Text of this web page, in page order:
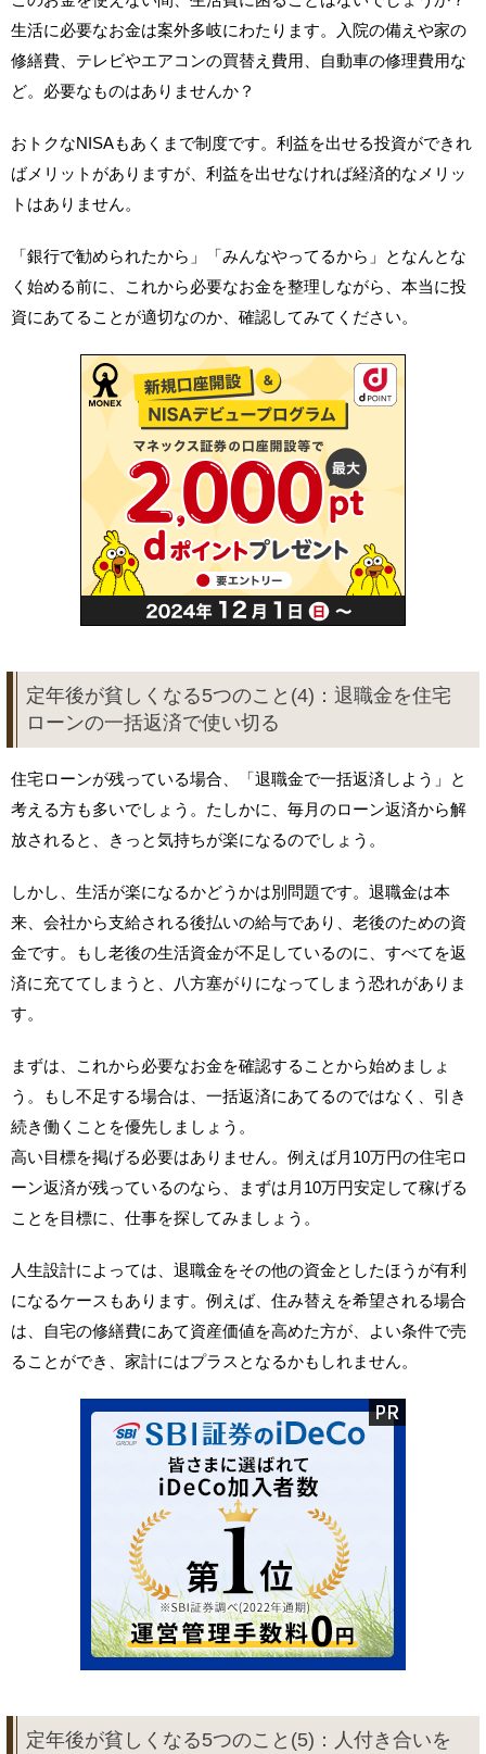
生活に必要なお金は案外多岐にわたります。入院の備えや家の
修繕費、テレビやエアコンの買替え費用、自動車の修理費用な
ど。必要なものはありませんか？
おトクなNISAもあくまで制度です。利益を出せる投資ができれ
ばメリットがありますが、利益を出せなければ経済的なメリッ
トはありません。
「銀行で勧められたから」「みんなやってるから」となんとな
く始める前に、これから必要なお金を整理しながら、本当に投
資にあてることが適切なのか、確認してみてください。
定年後が貧しくなる5つのこと(4)：退職金を住宅
ローンの一括返済で使い切る
住宅ローンが残っている場合、「退職金で一括返済しよう」と
考える方も多いでしょう。たしかに、毎月のローン返済から解
放されると、きっと気持ちが楽になるのでしょう。
しかし、生活が楽になるかどうかは別問題です。退職金は本
来、会社から支給される後払いの給与であり、老後のための資
金です。もし老後の生活資金が不足しているのに、すべてを返
済に充ててしまうと、八方塞がりになってしまう恐れがありま
す。
まずは、これから必要なお金を確認することから始めましょ
う。もし不足する場合は、一括返済にあてるのではなく、引き
続き働くことを優先しましょう。
高い目標を掲げる必要はありません。例えば月10万円の住宅ロ
ーン返済が残っているのなら、まずは月10万円安定して稼げる
ことを目標に、仕事を探してみましょう。
人生設計によっては、退職金をその他の資金としたほうが有利
になるケースもあります。例えば、住み替えを希望される場合
は、自宅の修繕費にあて資産価値を高めた方が、よい条件で売
ることができ、家計にはプラスとなるかもしれません。
定年後が貧しくなる5つのこと(5)：人付き合いを